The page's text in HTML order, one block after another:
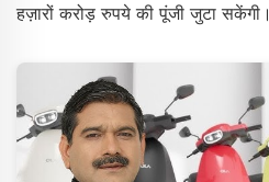
हज़ारों करोड़ रुपये की पूंजी जुटा सकेंगी।